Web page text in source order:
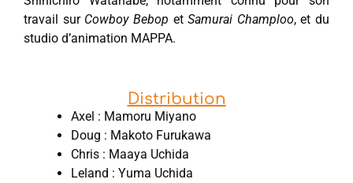
travail sur Cowboy Bebop etSamurai Champloo, et du
studio d’animation MAPPA.
Distribution
Axel : Mamoru Miyano
Doug : Makoto Furukawa
Chris : Maaya Uchida
Leland : Yuma Uchida